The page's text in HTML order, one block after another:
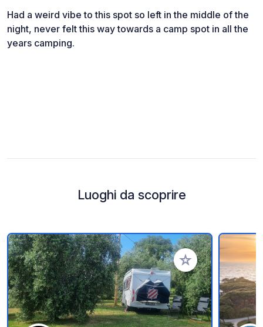
Had a weird vibe to this spot so left in the middle of the
night, never felt this way towards a camp spot in all the
years camping.
Luoghi da scoprire
Aggiungi ai tuoi